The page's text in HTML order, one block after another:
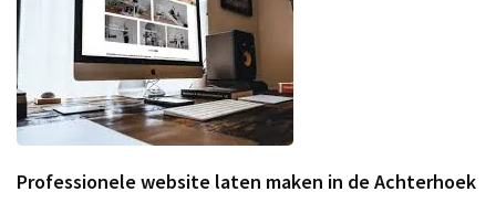
Professionele website laten maken in de Achterhoek